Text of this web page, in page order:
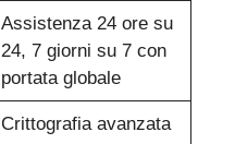
Assistenza 24 ore su
24, 7 giorni su 7 con
portata globale
Crittografia avanzata